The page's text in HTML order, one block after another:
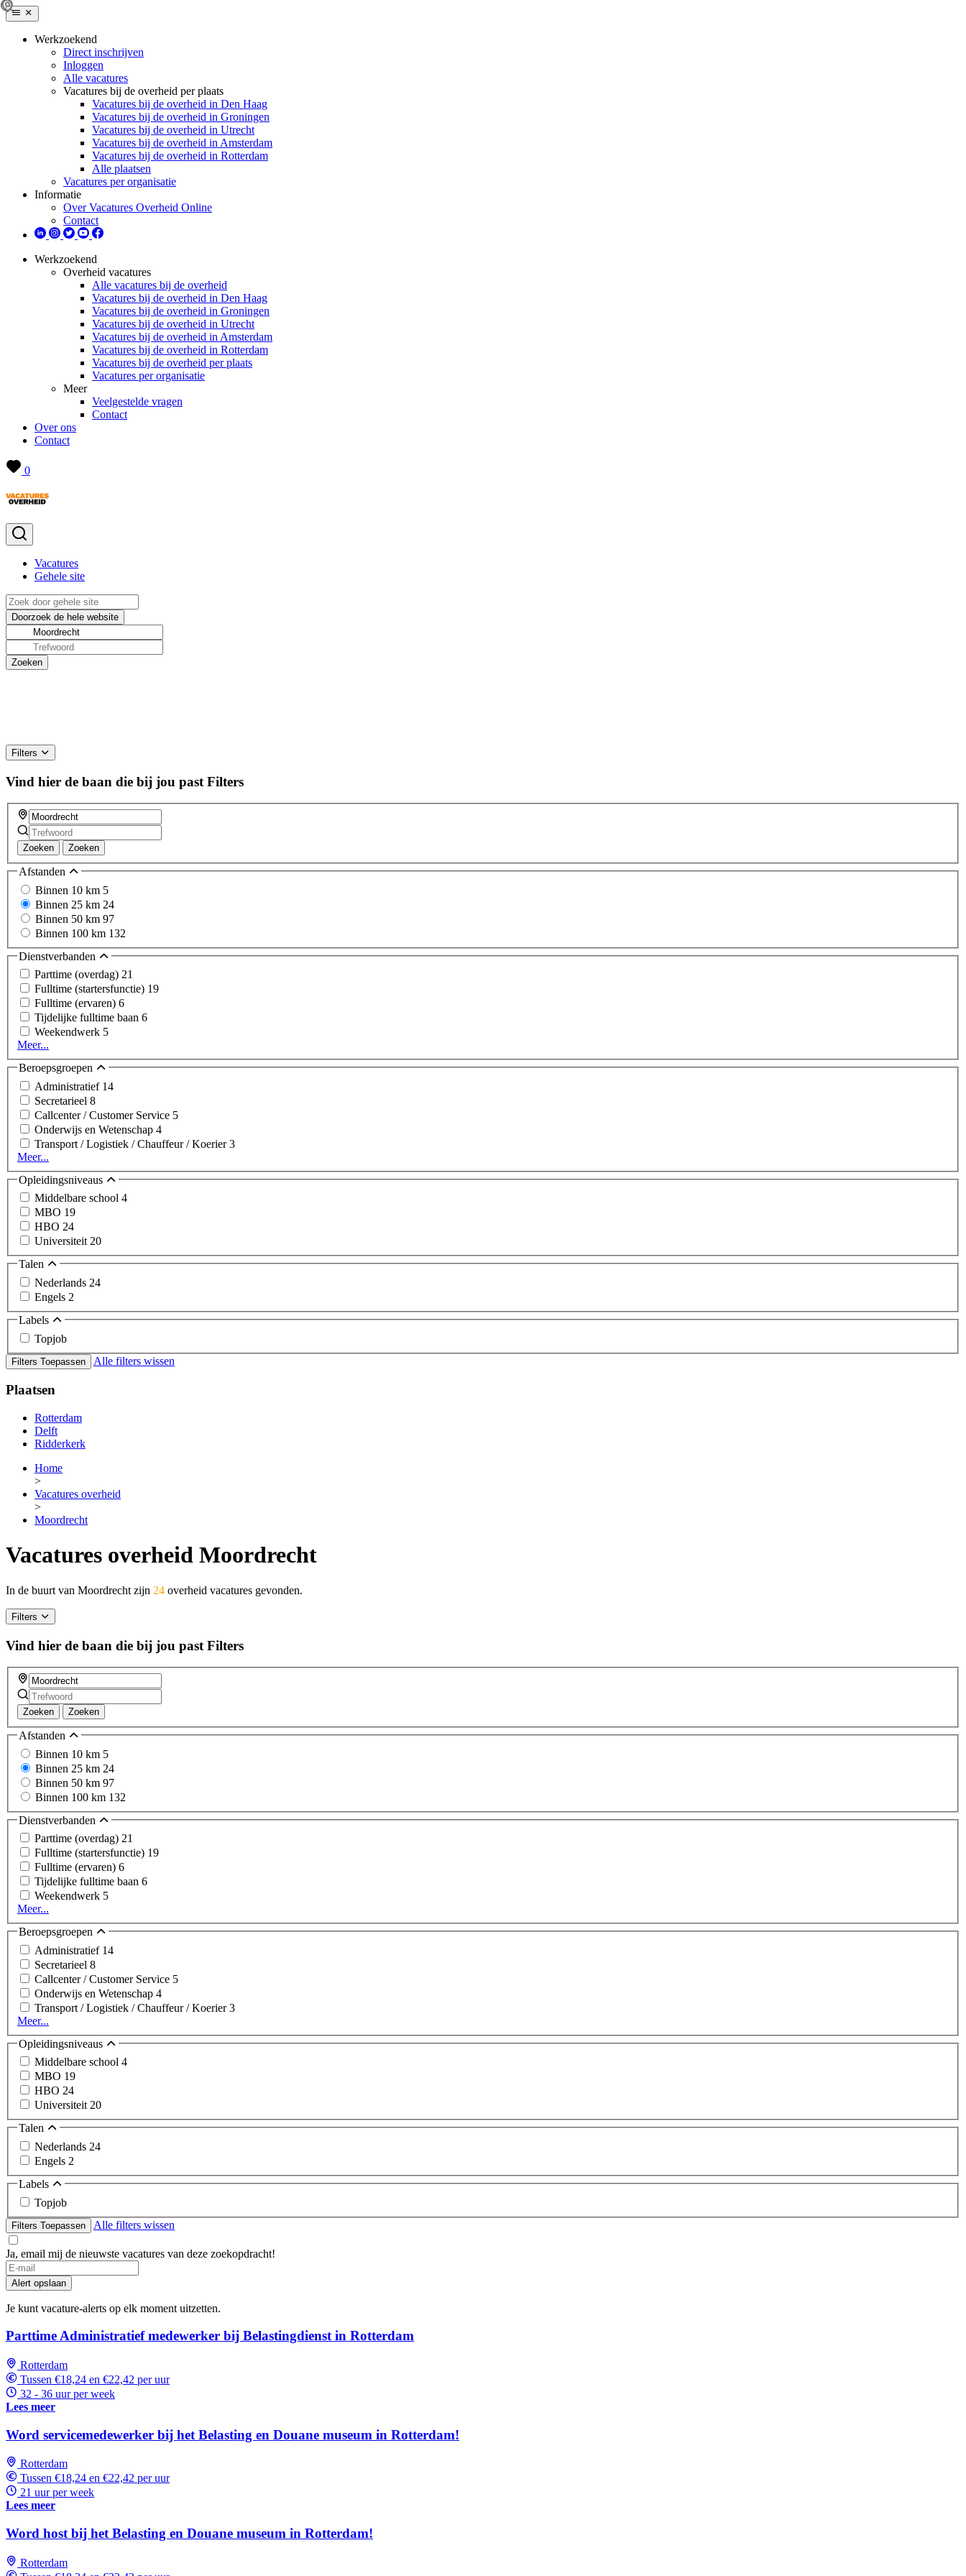
Werkzoekend
Direct inschrijven
Inloggen
Alle vacatures
Vacatures bij de overheid per plaats
Vacatures bij de overheid in Den Haag
Vacatures bij de overheid in Groningen
Vacatures bij de overheid in Utrecht
Vacatures bij de overheid in Amsterdam
Vacatures bij de overheid in Rotterdam
Alle plaatsen
Vacatures per organisatie
Informatie
Over Vacatures Overheid Online
Contact
Werkzoekend
Overheid vacatures
Alle vacatures bij de overheid
Vacatures bij de overheid in Den Haag
Vacatures bij de overheid in Groningen
Vacatures bij de overheid in Utrecht
Vacatures bij de overheid in Amsterdam
Vacatures bij de overheid in Rotterdam
Vacatures bij de overheid per plaats
Vacatures per organisatie
Meer
Veelgestelde vragen
Contact
Over ons
Contact
0
Vacatures
Gehele site
Filters
Vind hier de baan die bij jou past Filters
Zoeken Zoeken
Afstanden
Binnen 10 km 5
Binnen 25 km 24
Binnen 50 km 97
Binnen 100 km 132
Dienstverbanden
Parttime (overdag) 21
Fulltime (startersfunctie) 19
Fulltime (ervaren) 6
Tijdelijke fulltime baan 6
Weekendwerk 5
Meer...
Beroepsgroepen
Administratief 14
Secretarieel 8
Callcenter / Customer Service 5
Onderwijs en Wetenschap 4
Transport / Logistiek / Chauffeur / Koerier3
Meer...
Opleidingsniveaus
Middelbare school 4
MBO 19
HBO 24
Universiteit20
Talen
Nederlands 24
Engels 2
Labels
Topjob
Filters Toepassen Alle filters wissen
Plaatsen
Rotterdam
Delft
Ridderkerk
Home
>
Vacatures overheid
>
Moordrecht
Vacatures overheid Moordrecht
In de buurt van Moordrecht zijn 24 overheid vacatures gevonden.
Filters
Vind hier de baan die bij jou past Filters
Zoeken Zoeken
Afstanden
Binnen 10 km 5
Binnen 25 km 24
Binnen 50 km 97
Binnen 100 km 132
Dienstverbanden
Parttime (overdag) 21
Fulltime (startersfunctie) 19
Fulltime (ervaren) 6
Tijdelijke fulltime baan 6
Weekendwerk 5
Meer...
Beroepsgroepen
Administratief 14
Secretarieel 8
Callcenter / Customer Service 5
Onderwijs en Wetenschap 4
Transport / Logistiek / Chauffeur / Koerier3
Meer...
Opleidingsniveaus
Middelbare school 4
MBO 19
HBO 24
Universiteit 20
Talen
Nederlands 24
Engels 2
Labels
Topjob
Filters Toepassen Alle filters wissen
Ja, email mij de nieuwste vacatures van deze zoekopdracht!
Alert opslaan
Je kunt vacature-alerts op elk moment uitzetten.
Parttime Administratief medewerker bij Belastingdienst in Rotterdam
Rotterdam
Tussen €18,24 en €22,42 per uur
32 - 36 uur per week
Lees meer
Word servicemedewerker bij het Belasting en Douane museum in Rotterdam!
Rotterdam
Tussen €18,24 en €22,42 per uur
21 uur per week
Lees meer
Word host bij het Belasting en Douane museum in Rotterdam!
Rotterdam